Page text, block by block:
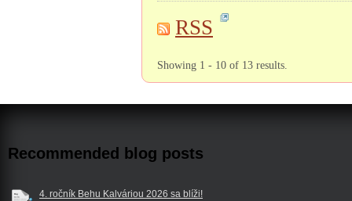
RSS
Showing 1 - 10 of 13 results.
Recommended blog posts
4. ročník Behu Kalváriou 2026 sa blíži!